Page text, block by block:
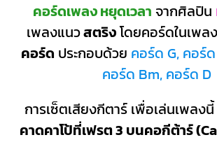
คอร์ดเพลง หยุดเวลา จากศิลปิน
เพลงแนวสตริงโดยคอร์ดในเพ
คอร์ด ประกอบด้วย คอร์ด G, คอร์
คอร์ด Bm, คอร์ด D
การเซ็ตเสียงกีตาร์ เพื่อเล่นเพลง
คาดคาโป้ที่เฟรต 3 บนคอกีต้าร์